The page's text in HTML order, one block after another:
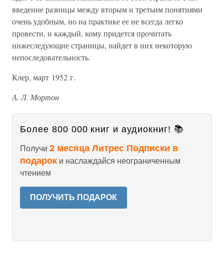
введение разницы между вторым и третьим понятиями
очень удобным, но на практике ее не всегда легко
провести, и каждый, кому придется прочитать
нижеследующие страницы, найдет в них некоторую
непоследовательность.
Клер, март 1952 г.
А. Л. Мортон
Более 800 000 книг и аудиокниг! 📚
Получи 2 месяца Литрес Подписки в
подарок и наслаждайся неограниченным
чтением
ПОЛУЧИТЬ ПОДАРОК